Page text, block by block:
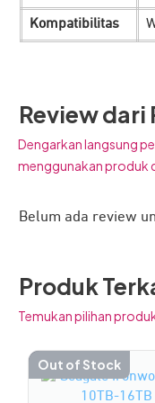
pilihan warna dan
menyesuaikan
ringkas, kini
dapat dikelola
Aman
Kompatibilitas
Review dari
Dengarkan langsung
menggunakan produk
Belum ada review
Produk
Temukan pilihan
Out of Stock
Produk